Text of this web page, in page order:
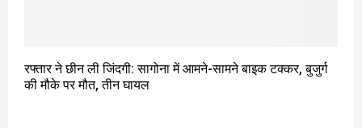
रफ्तार ने छीन ली जिंदगी: सागोना में आमने-सामने बाइक टक्कर, बुजुर्ग
की मौके पर मौत, तीन घायल